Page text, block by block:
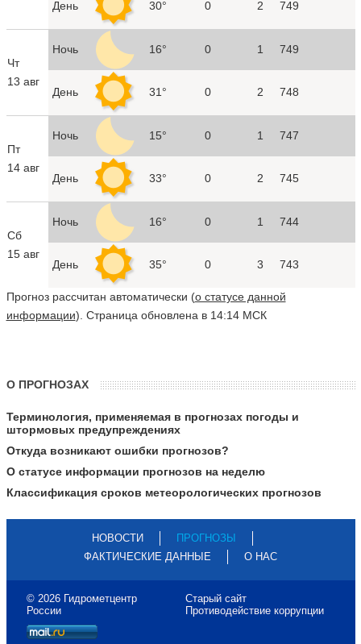
День 30° 0 2 749
Чт
13 авг
Ночь 16° 0 1 749
День 31° 0 2 748
Пт
14 авг
Ночь 15° 0 1 747
День 33° 0 2 745
Сб
15 авг
Ночь 16° 0 1 744
День 35° 0 3 743
Прогноз рассчитан автоматически (о статусе данной
информации). Страница обновлена в 14:14 МСК
О ПРОГНОЗАХ
Терминология, применяемая в прогнозах погоды и
штормовых предупреждениях
Откуда возникают ошибки прогнозов?
О статусе информации прогнозов на неделю
Классификация сроков метеорологических прогнозов
НОВОСТИ
ПРОГНОЗЫ
ФАКТИЧЕСКИЕ ДАННЫЕ
О НАС
© 2026 Гидрометцентр
России
Старый сайт
Противодействие коррупции